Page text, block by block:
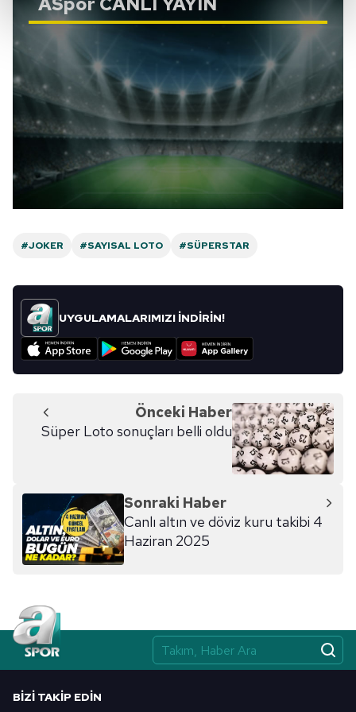
kalemimiz olduğunu sizlere hatırlatmak isteriz.
Her halükârda, kullanıcılar, bu çerezlere izin vermedikleri
takdirde, kullanıcılara hedefli reklamlar
gösterilmeyecektir."
Sizlere daha iyi bir hizmet sunabilmek için İnternet
Sitemizde kendimize ve üçüncü kişilere ait çerezler
kullanılmaktadır. Bu çerezler vasıtasıyla çeşitli kişisel
verileriniz işlenmekte olup gerekli olan çerezler bilgi
toplumu hizmetlerinin sunulması amacıyla
reklam/pazarlama faaliyetlerinin yapılması, amaçlarıyla
Çerezlere ilişkin tercihlerinizi aşağıda yer alan panel
vasıtasıyla belirleyebilirsiniz. Çerezlere ilişkin detaylı bilgi
için Ayarlar butonuna tıklayabilir, Çerez Bilgilendirme
6698 sayılı Kişisel Verilerin Korunması Kanunu uyarınca
hazırlanmış Aydınlatma Metnimizi okumak ve sitemizde
ilgili mevzuata uygun olarak kullanılan çerezlerle ilgili bilgi
#JOKER #SAYISAL LOTO #SÜPERSTAR
UYGULAMALARIMIZI İNDİRİN!
Önceki Haber
Süper Loto sonuçları belli oldu
Sonraki Haber
Canlı altın ve döviz kuru takibi 4
Haziran 2025
BIZI TAKIP EDIN